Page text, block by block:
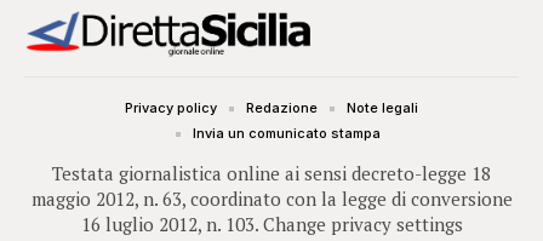
Testata giornalistica online ai sensi decreto-legge 18
maggio 2012, n. 63, coordinato con la legge di conversione
16 luglio 2012, n. 103. Change privacy settings
Privacy policy Redazione
Note legali
Invia un comunicato stampa